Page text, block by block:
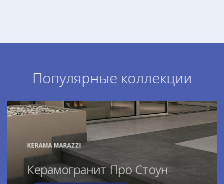
Популярные коллекции
KERAMA MARAZZI
Керамогранит Про Стоун